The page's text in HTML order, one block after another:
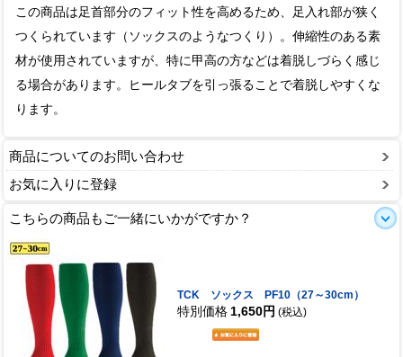
この商品は足首部分のフィット性を高めるため、足入れ部が狭く
つくられています（ソックスのようなつくり）。伸縮性のある素
材が使用されていますが、特に甲高の方などは着脱しづらく感じ
る場合があります。ヒールタブを引っ張ることで着脱しやすくな
ります。
商品についてのお問い合わせ
お気に入りに登録
こちらの商品もご一緒にいかがですか？
TCK ソックス PF10（27～30cm）
特別価格 1,650円 (税込)